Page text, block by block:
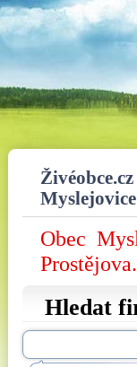
Živéobce.cz
Myslejovice
Obec
Hledat